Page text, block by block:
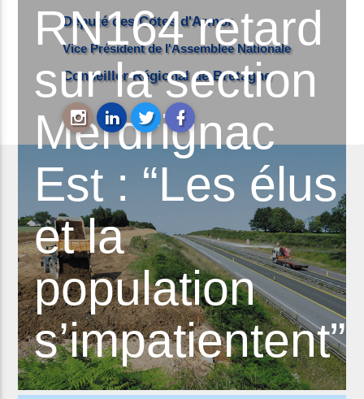
Député des Côtes d'Armor
Vice Président de l'Assemblée Nationale
Conseiller Régional de Bretagne
RN164 retard
sur la section
Merdrignac
Est : “Les élus
et la
population
s’impatientent”